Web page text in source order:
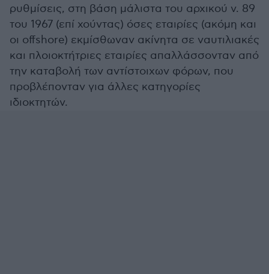
ρυθμίσεις, στη βάση μάλιστα του αρχικού ν. 89
του 1967 (επί χούντας) όσες εταιρίες (ακόμη και
οι offshore) εκμίσθωναν ακίνητα σε ναυτιλιακές
και πλοιοκτήτριες εταιρίες απαλλάσσονταν από
την καταβολή των αντίστοιχων φόρων, που
προβλέπονταν για άλλες κατηγορίες
ιδιοκτητών.